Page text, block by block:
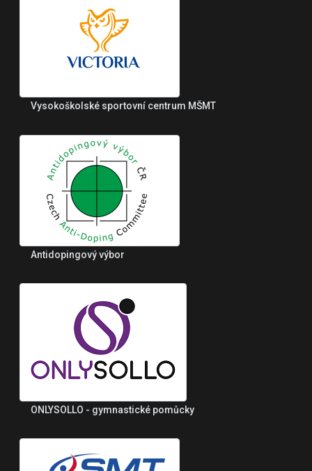
Vysokoškolské sportovní centrum MŠMT
Antidopingový výbor
ONLYSOLLO - gymnastické pomůcky